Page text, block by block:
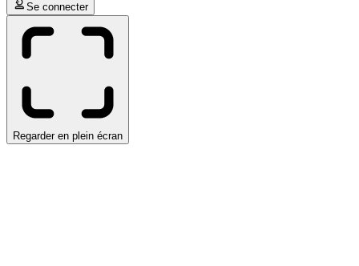
Se connecter
Regarder en plein écran